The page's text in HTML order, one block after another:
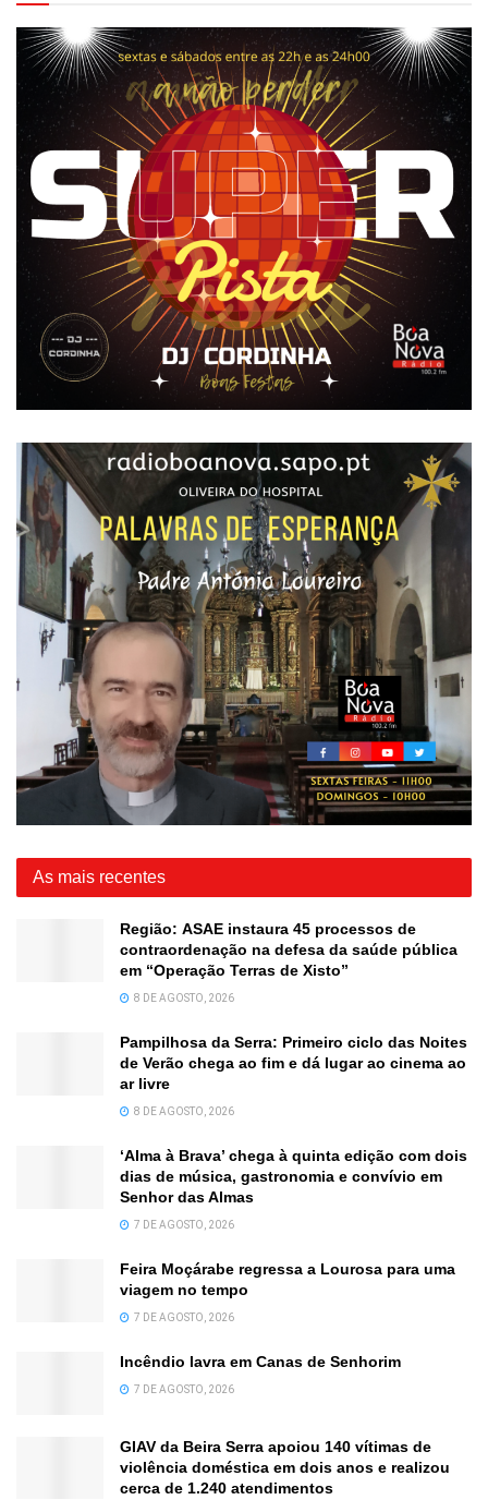
As mais recentes
Região: ASAE instaura 45 processos de
contraordenação na defesa da saúde pública
em “Operação Terras de Xisto”
8 DE AGOSTO, 2026
Pampilhosa da Serra: Primeiro ciclo das Noites
de Verão chega ao fim e dá lugar ao cinema ao
ar livre
8 DE AGOSTO, 2026
‘Alma à Brava’ chega à quinta edição com dois
dias de música, gastronomia e convívio em
Senhor das Almas
7 DE AGOSTO, 2026
Feira Moçárabe regressa a Lourosa para uma
viagem no tempo
7 DE AGOSTO, 2026
Incêndio lavra em Canas de Senhorim
7 DE AGOSTO, 2026
GIAV da Beira Serra apoiou 140 vítimas de
violência doméstica em dois anos e realizou
cerca de 1.240 atendimentos